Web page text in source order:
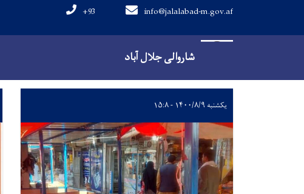
شاروالی جلال آباد
info@jalalabad-m.gov.af
+93
Main navigation
صفحه اصلی
یکشنبه ۱۴۰۰/۸/۹ - ۱۵:۸